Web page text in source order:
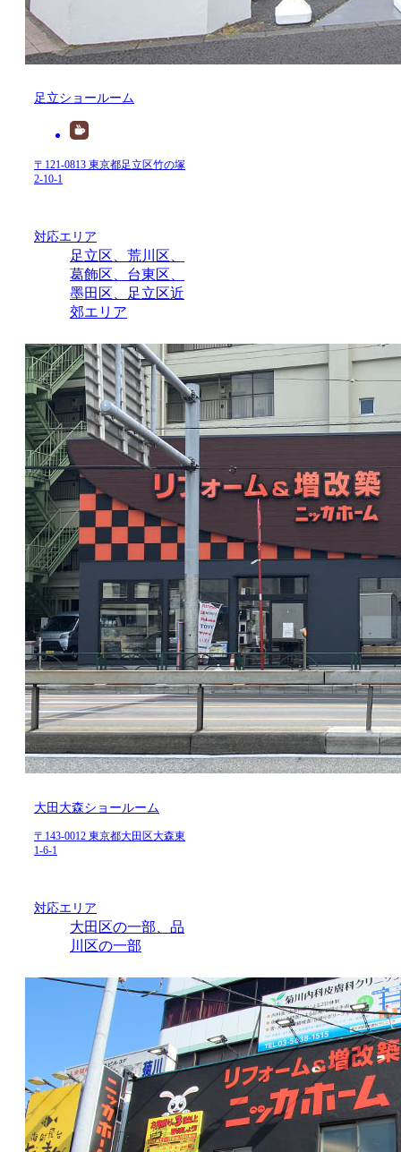
足立ショールーム
〒121-0813 東京都足立区竹の塚
2-10-1
対応エリア
足立区、荒川区、
葛飾区、台東区、
墨田区、足立区近
郊エリア
大田大森ショールーム
〒143-0012 東京都大田区大森東
1-6-1
対応エリア
大田区の一部、品
川区の一部